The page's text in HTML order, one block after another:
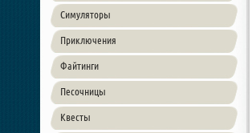
Симуляторы
Приключения
Файтинги
Песочницы
Квесты